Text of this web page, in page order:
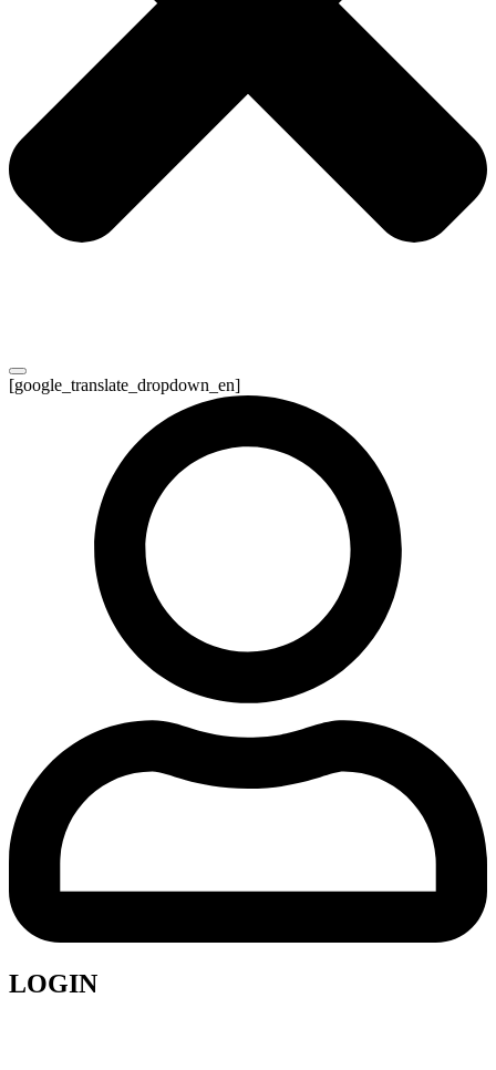
[google_translate_dropdown_en]
LOGIN